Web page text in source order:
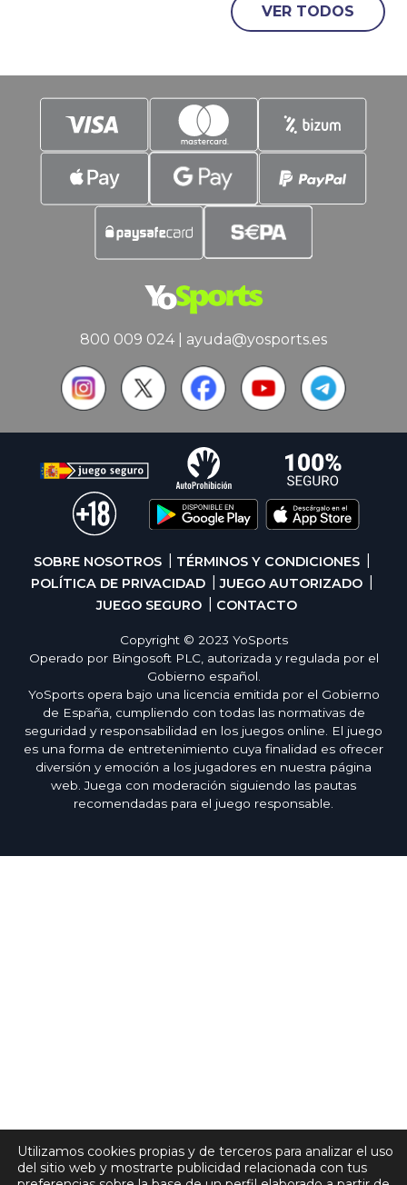
llegará el turno a Alemania e Italia. En
VER TODOS
800 009 024| ayuda@yosports.es
SOBRE NOSOTROS
TÉRMINOS Y CONDICIONES
POLÍTICA DE PRIVACIDAD
JUEGO AUTORIZADO
JUEGO SEGURO
CONTACTO
Copyright © 2023 YoSports
Operado por Bingosoft PLC, autorizada y regulada por el
Gobierno español.
YoSports opera bajo una licencia emitida por el Gobierno
de España, cumpliendo con todas las normativas de
seguridad y responsabilidad en los juegos online. El juego
es una forma de entretenimiento cuya finalidad es ofrecer
diversión y emoción a los jugadores en nuestra página
web. Juega con moderación siguiendo las pautas
recomendadas para el juego responsable.
Utilizamos cookies propias y de terceros para analizar el uso
del sitio web y mostrarte publicidad relacionada con tus